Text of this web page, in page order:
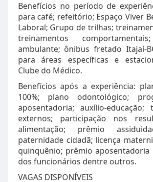
Benefícios no período de
para café; refeitório; Espaço Viver
Laboral; Grupo de trilhas;
treinamentos
ambulante; ônibus fretado Itajaí-
para áreas específicas e
Clube do Médico.
Benefícios após a experiência:
100%; plano odontológico;
aposentadoria; auxílio-educação;
externos; participação nos
alimentação; prêmio
paternidade cidadã; licença
quinquênio; prêmio aposentadoria
dos funcionários dentre outros.
VAGAS DISPONÍVEIS